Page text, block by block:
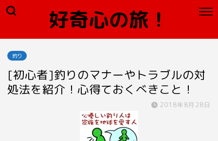
好奇心の旅！
釣り
[初心者]釣りのマナーやトラブルの対
処法を紹介！心得ておくべきこと！
2018年8月28日